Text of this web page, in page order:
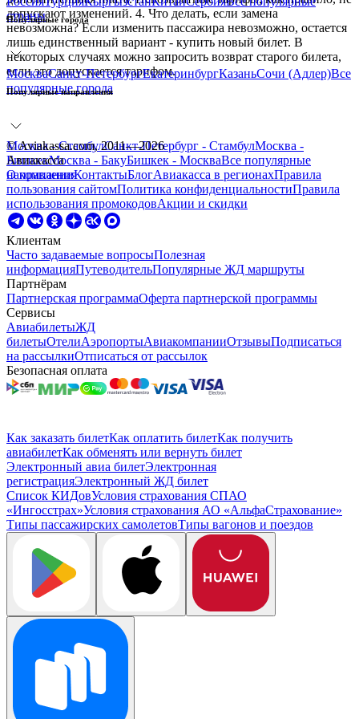
допускают изменений. 4. Что делать, если замена
невозможна? Если изменить пассажира невозможно, остается
лишь единственный вариант - купить новый билет. В
некоторых случаях можно запросить возврат старого билета,
если это допускается тарифом.
страны
Популярные города
МоскваСанкт-ПетербургЕкатеринбургКазаньСочи (Адлер)Все
популярные города
Популярные направления
Москва - СтамбулСанкт-Петербург - СтамбулМосква -
БишкекМосква - БакуБишкек - МоскваВсе популярные
направления
© Aviakassa.com, 2011—2026
Авиакасса
О компанииКонтактыБлогАвиакасса в регионахПравила
пользования сайтомПолитика конфиденциальностиПравила
использования промокодовАкции и скидки
Клиентам
Часто задаваемые вопросыПолезная
информацияПутеводительПопулярные ЖД маршруты
Партнёрам
Партнерская программаОферта партнерской программы
Сервисы
АвиабилетыЖД
билетыОтелиАэропортыАвиакомпанииОтзывыПодписаться
на рассылкиОтписаться от рассылок
Безопасная оплата
Как заказать билетКак оплатить билетКак получить
авиабилетКак обменять или вернуть билет
Электронный авиа билетЭлектронная
регистрацияЭлектронный ЖД билет
Список КИДовУсловия страхования СПАО
«Ингосстрах»Условия страхования АО «АльфаСтрахование»
Типы пассажирских самолетовТипы вагонов и поездов